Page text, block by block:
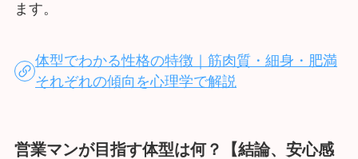
ます。
体型でわかる性格の特徴｜筋肉質・細身・肥満
それぞれの傾向を心理学で解説
営業マンが目指す体型は何？【結論、安心感